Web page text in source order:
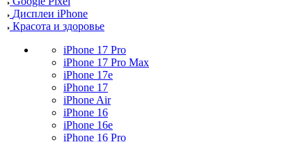
Дисплеи iPhone
Красота и здоровье
iPhone 17 Pro
iPhone 17 Pro Max
iPhone 17e
iPhone 17
iPhone Air
iPhone 16
iPhone 16e
iPhone 16 Pro